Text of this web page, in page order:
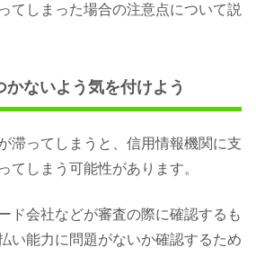
てしまった場合の注意点について説
ないよう気を付けよう
滞ってしまうと、信用情報機関に支
てしまう可能性があります。
ド会社などが審査の際に確認するも
い能力に問題がないか確認するため